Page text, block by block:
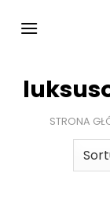
STRONA